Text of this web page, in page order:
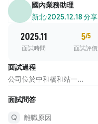
國內業務助理
新北·2025.12.18 分享
2025.11
面試時間
5/5
面試評價
面試過程
公司位於中和橋和站一...
面試問答
離職原因